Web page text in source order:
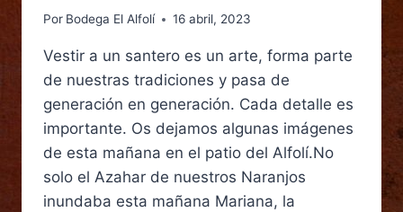
Por Bodega El Alfolí 16 abril, 2023
Vestir a un santero es un arte, forma parte
de nuestras tradiciones y pasa de
generación en generación. Cada detalle es
importante. Os dejamos algunas imágenes
de esta mañana en el patio del Alfolí.No
solo el Azahar de nuestros Naranjos
inundaba esta mañana Mariana, la